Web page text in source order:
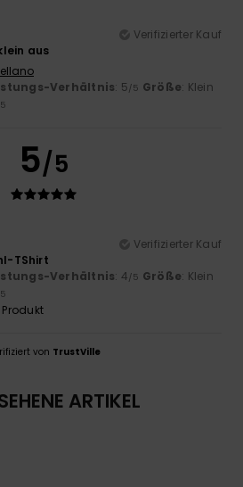
Verifizierter Kauf
aus
Verhältnis: 5/5 Größe: Klein
5/5
Verifizierter Kauf
TShirt
Verhältnis: 4/5 Größe: Klein
von TrustVille
ARTIKEL